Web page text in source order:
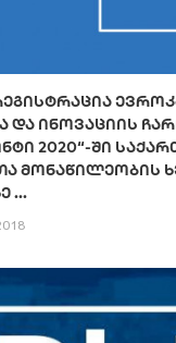
ᲓᲐ ᲘᲜᲝᲕᲐᲪᲘᲘᲡ
2020“-ᲨᲘ
ᲛᲝᲜᲐᲬᲘᲚᲔᲝᲑᲘᲡ
...